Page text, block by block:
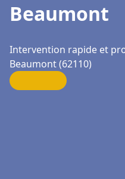
Beaumont
Intervention rapide et
Beaumont (62110)